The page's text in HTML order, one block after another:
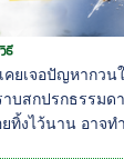
ธี
คยเจอปัญหากวน
บสกปรกธรรมด
ทิ้งไว้นาน อาจท